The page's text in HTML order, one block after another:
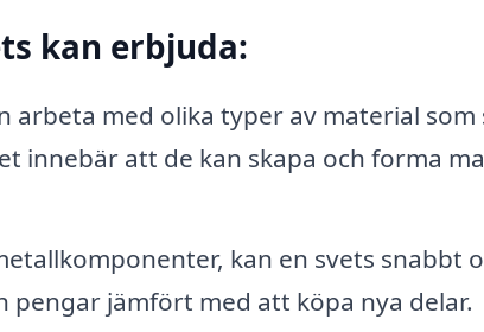
kan erbjuda:
arbeta med olika typer av material som
innebär att de kan skapa och forma
kan en svets snabbt
pengar jämfört med att köpa nya delar.